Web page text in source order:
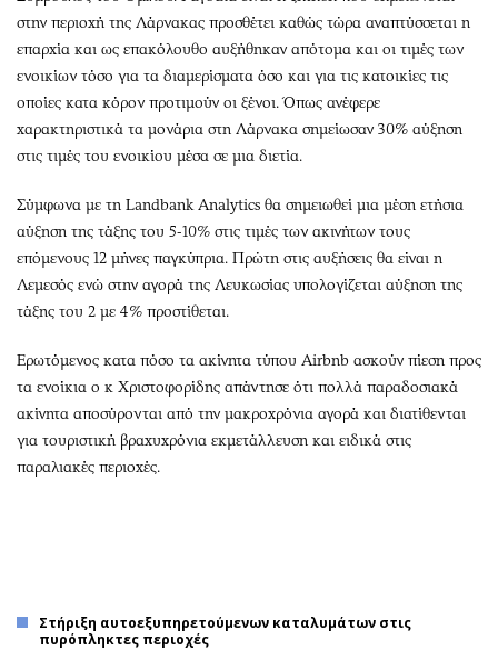
στην περιοχή της Λάρνακας προσθέτει καθώς τώρα αναπτύσσεται η
επαρχία και ως επακόλουθο αυξήθηκαν απότομα και οι τιμές των
ενοικίων τόσο για τα διαμερίσματα όσο και για τις κατοικίες τις
οποίες κατα κόρον προτιμούν οι ξένοι. Όπως ανέφερε
χαρακτηριστικά τα μονάρια στη Λάρνακα σημείωσαν 30% αύξηση
στις τιμές του ενοικίου μέσα σε μια διετία.
Σύμφωνα με τη Landbank Analytics θα σημειωθεί μια μέση ετήσια
αύξηση της τάξης του 5-10% στις τιμές των ακινήτων τους
επόμενους 12 μήνες παγκύπρια. Πρώτη στις αυξήσεις θα είναι η
Λεμεσός ενώ στην αγορά της Λευκωσίας υπολογίζεται αύξηση της
τάξης του 2 με 4% προστίθεται.
Ερωτόμενος κατα πόσο τα ακίνητα τύπου Airbnb ασκούν πίεση προς
τα ενοίκια ο κ Χριστοφορίδης απάντησε ότι πολλά παραδοσιακά
ακίνητα αποσύρονται από την μακροχρόνια αγορά και διατίθενται
για τουριστική βραχυχρόνια εκμετάλλευση και ειδικά στις
παραλιακές περιοχές.
Στήριξη αυτοεξυπηρετούμενων καταλυμάτων στις
πυρόπληκτες περιοχές